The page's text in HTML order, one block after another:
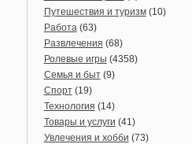
Путешествия и туризм(10)
Работа(63)
Развлечения (68)
Ролевые игры (4358)
Семья и быт(9)
Спорт(19)
Технология (14)
Товары и услуги (41)
Увлечения и хобби (73)